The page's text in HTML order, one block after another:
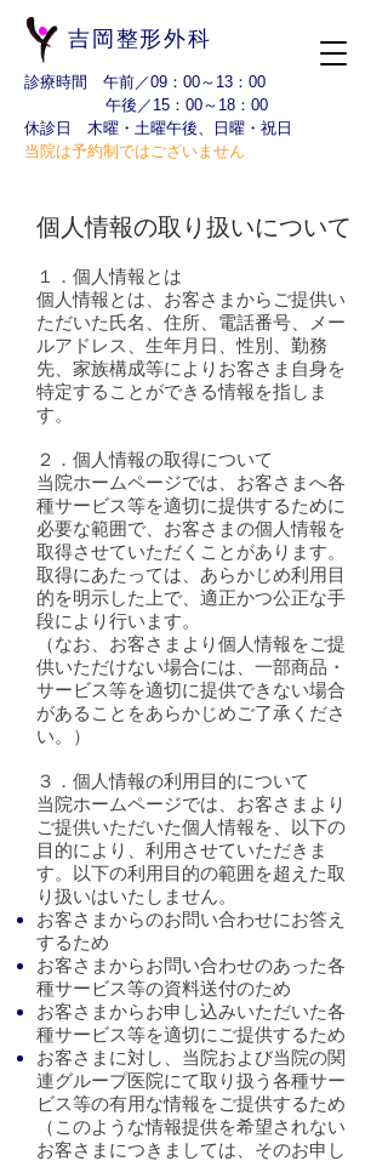
吉岡整形外科
診療時間 午前／09：00～13：00
午後／15：00～18：00
​休診日 木曜・土曜午後、日曜・祝日
当院は予約制ではございません
個人情報の取り扱いについて
１．個人情報とは
個人情報とは、お客さまからご提供い
ただいた氏名、住所、電話番号、メー
ルアドレス、生年月日、性別、勤務
先、家族構成等によりお客さま自身を
特定することができる情報を指しま
す。
２．個人情報の取得について
当院ホームページでは、お客さまへ各
種サービス等を適切に提供するために
必要な範囲で、お客さまの個人情報を
取得させていただくことがあります。
取得にあたっては、あらかじめ利用目
的を明示した上で、適正かつ公正な手
段により行います。
（なお、お客さまより個人情報をご提
供いただけない場合には、一部商品・
サービス等を適切に提供できない場合
があることをあらかじめご了承くださ
い。）
３．個人情報の利用目的について
当院ホームページでは、お客さまより
ご提供いただいた個人情報を、以下の
目的により、利用させていただきま
す。以下の利用目的の範囲を超えた取
り扱いはいたしません。
お客さまからのお問い合わせにお答え
するため
お客さまからお問い合わせのあった各
種サービス等の資料送付のため
お客さまからお申し込みいただいた各
種サービス等を適切にご提供するため
お客さまに対し、当院および当院の関
連グループ医院にて取り扱う各種サー
ビス等の有用な情報をご提供するため
（このような情報提供を希望されない
お客さまにつきましては、そのお申し